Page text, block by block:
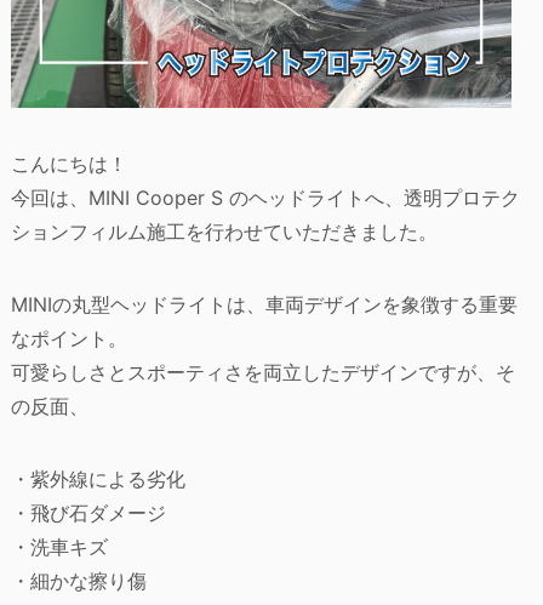
こんにちは！
今回は、MINI Cooper S のヘッドライトへ、透明プロテク
ションフィルム施工を行わせていただきました。
MINIの丸型ヘッドライトは、車両デザインを象徴する重要
なポイント。
可愛らしさとスポーティさを両立したデザインですが、そ
の反面、
・紫外線による劣化
・飛び石ダメージ
・洗車キズ
・細かな擦り傷